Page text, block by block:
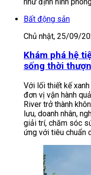
Bất động sản
Chủ nhật, 25/09/
Khám phá hệ
sống thời
Với lối thiết kế
đơn vị vận hành
River trở thành
lưu, doanh nhân,
giải trí, chăm sóc
ứng với tiêu chuẩn